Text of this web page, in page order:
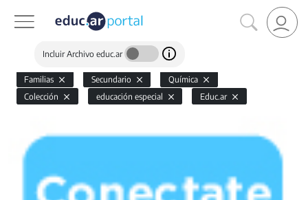
Incluir Archivo educ.ar
Familias Secundario
Química
Colección
educación especial Educ.ar